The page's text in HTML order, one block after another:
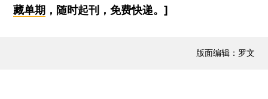
藏单期 ，随时起刊，免费快递。]
版面编辑：罗文